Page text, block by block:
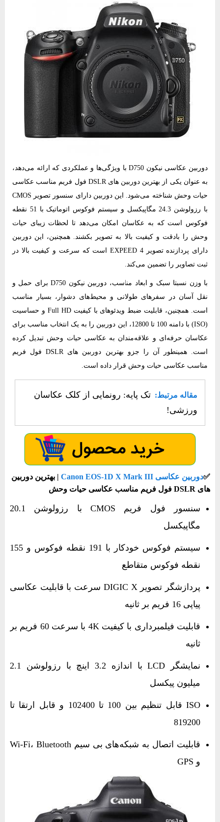
دوربین عکاسی نیکون D750 با ویژگی‌ها و عملکردی که ارائه می‌دهد،
به عنوان یکی از بهترین دوربین های DSLR فول فریم مناسب عکاسی
حیات وحش شناخته می‌شود. این دوربین دارای سنسور تصویر CMOS
با رزولوشن 24.3 مگاپیکسل و سیستم فوکوس اتوماتیک با 51 نقطه
فوکوس است که به عکاسان امکان می‌دهد تا لحظات زیبای حیات
وحش را بادقت و کیفیت بالا به تصویر بکشند. همچنین، این دوربین
دارای پردازنده تصویر EXPEED 4 است که سرعت و کیفیت بالا در
ثبت تصاویر را تضمین می‌کند.
با وزن نسبتا سبک و ابعاد مناسب، دوربین نیکون D750 برای حمل و
نقل آسان در سفر‌های طولانی و محیط‌های دشوار، بسیار مناسب
است. همچنین، قابلیت ضبط ویدئوهای با کیفیت Full HD و حساسیت
(ISO) با دامنه 100 تا 12800، این دوربین را به یک انتخاب مناسب برای
عکاسان حرفه‌ای و علاقه‌مندان به عکاسی حیات وحش تبدیل کرده
است. همینطور آن را جزو بهترین دوربین های DSLR فول فریم
مناسب عکاسی حیات وحش قرار داده است.
مقاله مرتبط: تک پایه: رونمایی از کلک عکاسان
ورزشی!
✅​دوربین عکاسی Canon EOS-1D X Mark III
| بهترین دوربین
های DSLR فول فریم مناسب عکاسی حیات وحش
سنسور فول‌ فریم CMOS با رزولوشن 20.1
مگاپیکسل
سیستم فوکوس خودکار با 191 نقطه فوکوس و 155
نقطه فوکوس متقاطع
پردازشگر تصویر DIGIC X سرعت با قابلیت عکاسی
پیاپی 16 فریم بر ثانیه
قابلیت فیلمبرداری با کیفیت 4K با سرعت 60 فریم بر
ثانیه
نمایشگر LCD با اندازه 3.2 اینچ با رزولوشن 2.1
میلیون پیکسل
ISO قابل تنظیم بین 100 تا 102400 و قابل ارتقا تا
819200
قابلیت اتصال به شبکه‌های بی‌ سیم Wi-Fi، Bluetooth
و GPS